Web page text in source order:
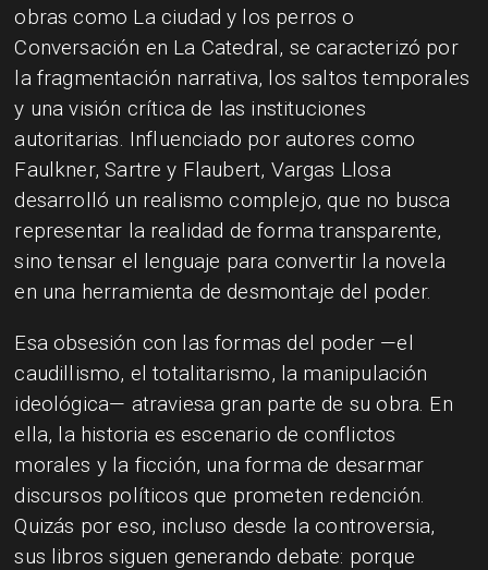
obras como La ciudad y los perros o
Conversación en La Catedral, se caracterizó por
la fragmentación narrativa, los saltos temporales
y una visión crítica de las instituciones
autoritarias. Influenciado por autores como
Faulkner, Sartre y Flaubert, Vargas Llosa
desarrolló un realismo complejo, que no busca
representar la realidad de forma transparente,
sino tensar el lenguaje para convertir la novela
en una herramienta de desmontaje del poder.
Esa obsesión con las formas del poder —el
caudillismo, el totalitarismo, la manipulación
ideológica— atraviesa gran parte de su obra. En
ella, la historia es escenario de conflictos
morales y la ficción, una forma de desarmar
discursos políticos que prometen redención.
Quizás por eso, incluso desde la controversia,
sus libros siguen generando debate: porque